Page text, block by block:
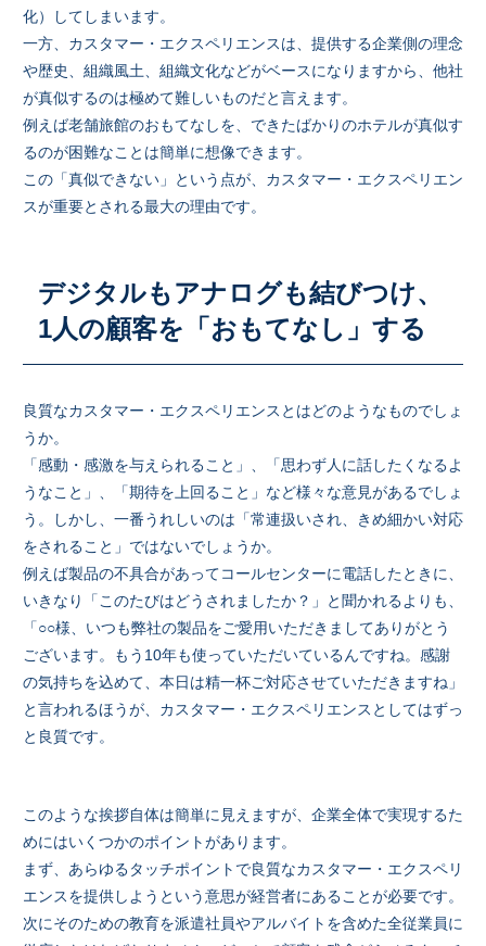
化）してしまいます。
一方、カスタマー・エクスペリエンスは、提供する企業側の理念
や歴史、組織風土、組織文化などがベースになりますから、他社
が真似するのは極めて難しいものだと言えます。
例えば老舗旅館のおもてなしを、できたばかりのホテルが真似す
るのが困難なことは簡単に想像できます。
この「真似できない」という点が、カスタマー・エクスペリエン
スが重要とされる最大の理由です。
デジタルもアナログも結びつけ、
1人の顧客を「おもてなし」する
良質なカスタマー・エクスペリエンスとはどのようなものでしょ
うか。
「感動・感激を与えられること」、「思わず人に話したくなるよ
うなこと」、「期待を上回ること」など様々な意見があるでしょ
う。しかし、一番うれしいのは「常連扱いされ、きめ細かい対応
をされること」ではないでしょうか。
例えば製品の不具合があってコールセンターに電話したときに、
いきなり「このたびはどうされましたか？」と聞かれるよりも、
「○○様、いつも弊社の製品をご愛用いただきましてありがとう
ございます。もう10年も使っていただいているんですね。感謝
の気持ちを込めて、本日は精一杯ご対応させていただきますね」
と言われるほうが、カスタマー・エクスペリエンスとしてはずっ
と良質です。
このような挨拶自体は簡単に見えますが、企業全体で実現するた
めにはいくつかのポイントがあります。
まず、あらゆるタッチポイントで良質なカスタマー・エクスペリ
エンスを提供しようという意思が経営者にあることが必要です。
次にそのための教育を派遣社員やアルバイトを含めた全従業員に